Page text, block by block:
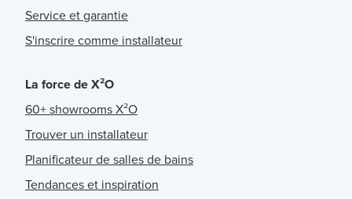
Service et garantie
S'inscrire comme installateur
La force de X²O
60+ showrooms X²O
Trouver un installateur
Planificateur de salles de bains
Tendances et inspiration